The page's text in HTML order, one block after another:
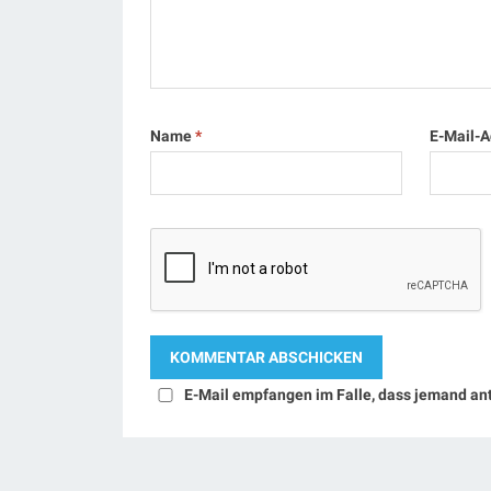
Name* E-Mail-
E-Mail empfangen im Falle, dass jemand